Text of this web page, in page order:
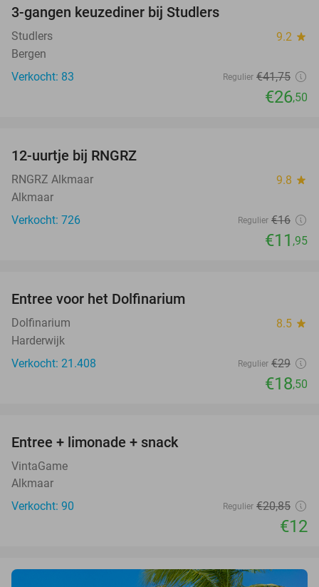
3-gangen keuzediner bij Studlers
Studlers 9.2 star
Bergen
Verkocht: 83
Regulier €41,75
€26,50
12-uurtje bij RNGRZ
RNGRZ Alkmaar 9.8 star
Alkmaar
Verkocht: 726
Regulier €16
€11 ,95
Entree voor het Dolfinarium
Dolfinarium 8.5 star
Harderwijk
Verkocht: 21.408
Regulier €29
€18,50
Entree + limonade + snack
VintaGame
Alkmaar
Verkocht: 90
Regulier €20,85
€12